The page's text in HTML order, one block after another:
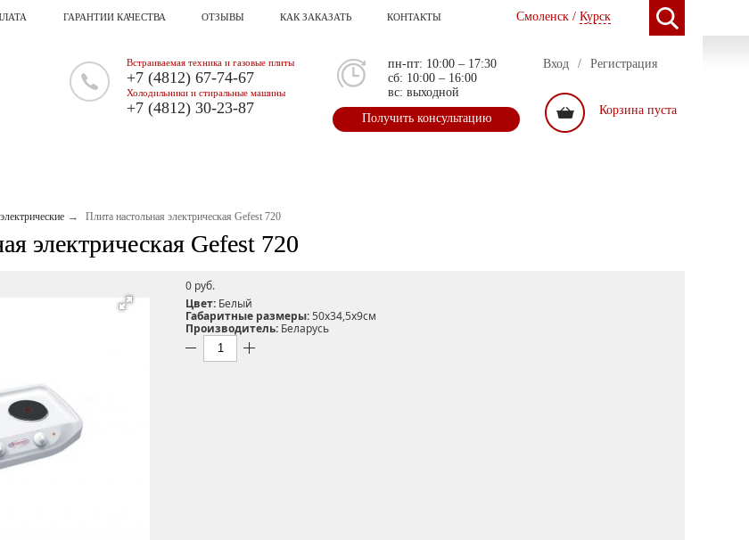
Получить консультацию
пн-пт: 10:00 – 17:30
сб: 10:00 – 16:00
вс: выходной
Встраиваемая техника и газовые плиты
+7 (4812) 67-74-67
Холодильники и стиральные машины
+7 (4812) 30-23-87
Смоленск / Курск
ГАРАНТИИ КАЧЕСТВА ОТЗЫВЫ КАК ЗАКАЗАТЬ КОНТАКТЫ
Вход / Регистрация
Корзина пуста
электрические Плита настольная электрическая Gefest 720
электрическая Gefest 720
0 pуб.
Цвет: Белый
Габаритные размеры:50х34,5х9см
Производитель: Беларусь